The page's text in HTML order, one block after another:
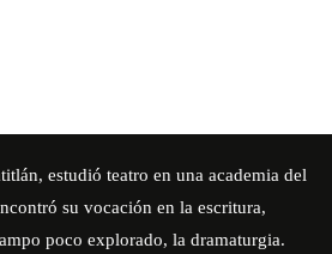
estudió teatro en una academia del
su vocación en la escritura,
poco explorado, la dramaturgia.